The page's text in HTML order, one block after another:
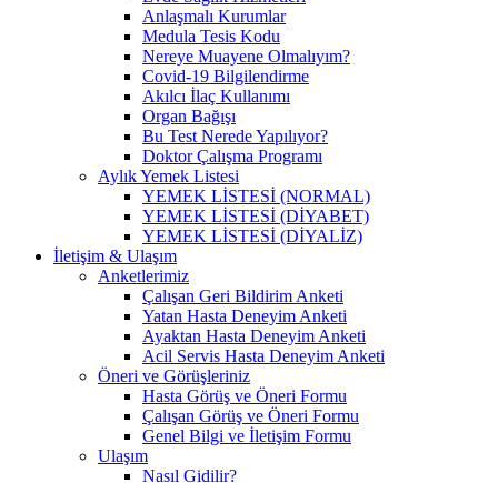
Anlaşmalı Kurumlar
Medula Tesis Kodu
Nereye Muayene Olmalıyım?
Covid-19 Bilgilendirme
Akılcı İlaç Kullanımı
Organ Bağışı
Bu Test Nerede Yapılıyor?
Doktor Çalışma Programı
Aylık Yemek Listesi
YEMEK LİSTESİ (NORMAL)
YEMEK LİSTESİ (DİYABET)
YEMEK LİSTESİ (DİYALİZ)
İletişim & Ulaşım
Anketlerimiz
Çalışan Geri Bildirim Anketi
Yatan Hasta Deneyim Anketi
Ayaktan Hasta Deneyim Anketi
Acil Servis Hasta Deneyim Anketi
Öneri ve Görüşleriniz
Hasta Görüş ve Öneri Formu
Çalışan Görüş ve Öneri Formu
Genel Bilgi ve İletişim Formu
Ulaşım
Nasıl Gidilir?